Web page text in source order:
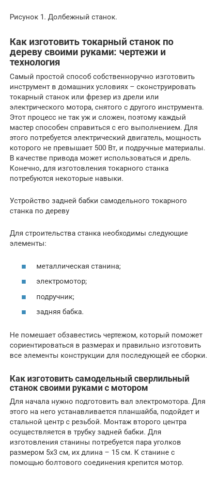
Рисунок 1. Долбежный станок.
Как изготовить токарный станок по
дереву своими руками: чертежи и
технология
Самый простой способ собственноручно изготовить
инструмент в домашних условиях – сконструировать
токарный станок или фрезер из дрели или
электрического мотора, снятого с другого инструмента.
Этот процесс не так уж и сложен, поэтому каждый
мастер способен справиться с его выполнением. Для
этого потребуется электрический двигатель, мощность
которого не превышает 500 Вт, и подручные материалы.
В качестве привода может использоваться и дрель.
Конечно, для изготовления токарного станка
потребуются некоторые навыки.
Устройство задней бабки самодельного токарного
станка по дереву
Для строительства станка необходимы следующие
элементы:
металлическая станина;
электромотор;
подручник;
задняя бабка.
Не помешает обзавестись чертежом, который поможет
сориентироваться в размерах и правильно изготовить
все элементы конструкции для последующей ее сборки.
Как изготовить самодельный сверлильный
станок своими руками с мотором
Для начала нужно подготовить вал электромотора. Для
этого на него устанавливается планшайба, подойдет и
стальной центр с резьбой. Монтаж второго центра
осуществляется в трубку задней бабки. Для
изготовления станины потребуется пара уголков
размером 5х3 см, их длина – 15 см. К станине с
помощью болтового соединения крепится мотор.